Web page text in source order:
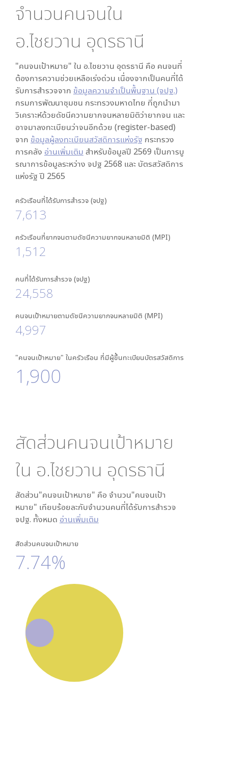
จำนวนคนจนใน
อ.ไชยวาน อุดรธานี
"คนจนเป้าหมาย" ใน อ.ไชยวาน อุดรธานี คือ คนจนที่
ต้องการความช่วยเหลือเร่งด่วน เนื่องจากเป็นคนที่ได้
รับการสำรวจจาก ข้อมูลความจำเป็นพื้นฐาน (จปฐ.)
กรมการพัฒนาชุมชน กระทรวงมหาดไทย ที่ถูกนำมา
วิเคราะห์ด้วยดัชนีความยากจนหลายมิติว่ายากจน และ
อาจมาลงทะเบียนว่าจนอีกด้วย (register-based)
จาก ข้อมูลผู้ลงทะเบียนสวัสดิการแห่งรัฐ กระทรวง
การคลัง อ่านเพิ่มเติม สำหรับข้อมูลปี 2569 เป็นการบู
รณาการข้อมูลระหว่าง จปฐ 2568 และ บัตรสวัสดิการ
แห่งรัฐ ปี 2565
ครัวเรือนที่ได้รับการสำรวจ (จปฐ)
7,613
ครัวเรือนที่ยากจนตามดัชนีความยากจนหลายมิติ (MPI)
1,512
คนที่ได้รับการสำรวจ (จปฐ)
24,558
คนจนเป้าหมายตามดัชนีความยากจนหลายมิติ (MPI)
4,997
"คนจนเป้าหมาย" ในครัวเรือน ที่มีผู้ขึ้นทะเบียนบัตรสวัสดิการ
1,900
สัดส่วนคนจนเป้าหมาย
ใน อ.ไชยวาน อุดรธานี
สัดส่วน"คนจนเป้าหมาย" คือ จำนวน"คนจนเป้า
หมาย" เทียบร้อยละกับจำนวนคนที่ได้รับการสำรวจ
จปฐ. ทั้งหมด อ่านเพิ่มเติม
สัดส่วนคนจนเป้าหมาย
7.74%